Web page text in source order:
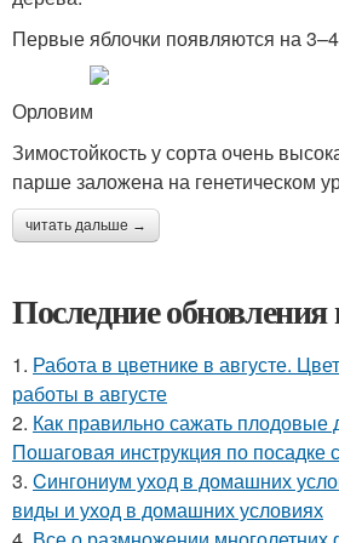
Первые яблочки появляются на
Орловим
Зимостойкость у сорта очень
парше заложена на генетическом
читать дальше →
Последние обновления
1. Работа в цветнике в августе.
работы в августе
2. Как правильно сажать плодовые
Пошаговая инструкция по посадке
3. Cингониум уход в домашних
виды и уход в домашних условиях